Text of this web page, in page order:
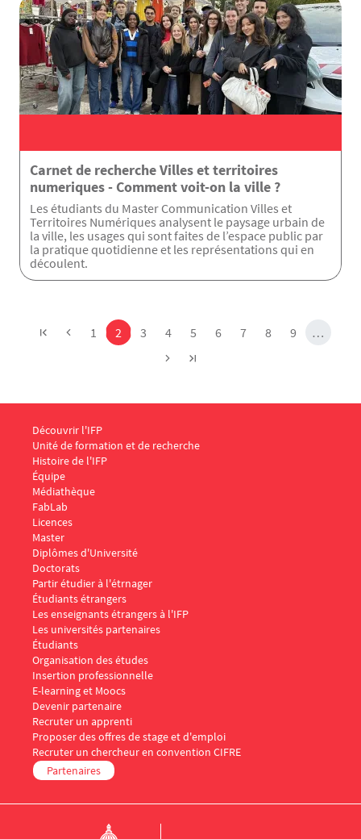
Carnet de recherche Villes et territoires
numeriques - Comment voit-on la ville ?
Les étudiants du Master Communication Villes et
Territoires Numériques analysent le paysage urbain de
la ville, les usages qui sont faites de l’espace public par
la pratique quotidienne et les représentations qui en
découlent.
Page
1 Page
2 Page
3 Page
4 Page
5 Page
6 Page
7 Page
8 Page
9 …
Menu Footer IFP 1
Découvrir l'IFP
Unité de formation et de recherche
Histoire de l'IFP
Équipe
Médiathèque
FabLab
Menu Footer IFP 2
Licences
Master
Diplômes d'Université
Doctorats
Menu Footer IFP 3
Partir étudier à l'étrnager
Étudiants étrangers
Les enseignants étrangers à l'IFP
Les universités partenaires
Menu Footer IFP 4
Étudiants
Organisation des études
Insertion professionnelle
E-learning et Moocs
Menu Footer IFP 5
Devenir partenaire
Recruter un apprenti
Proposer des offres de stage et d'emploi
Recruter un chercheur en convention CIFRE
Partenaires